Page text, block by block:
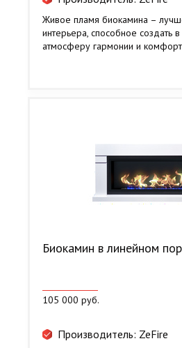
Живое пламя биокамина –
интерьера, способное создать
атмосферу гармонии и
Биокамин в линейном
105 000 руб.
Производитель: ZeFire